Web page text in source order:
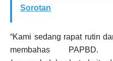
Sorotan
“Kami sedang rapat rutin
membahas